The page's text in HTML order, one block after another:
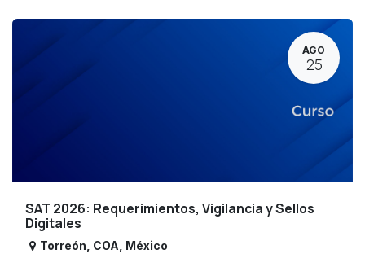
AGO
25
SAT 2026: Requerimientos, Vigilancia y Sellos
Digitales
Torreón COA México